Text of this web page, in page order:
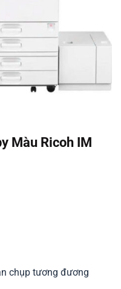
Màu Ricoh IM
chụp tương đương